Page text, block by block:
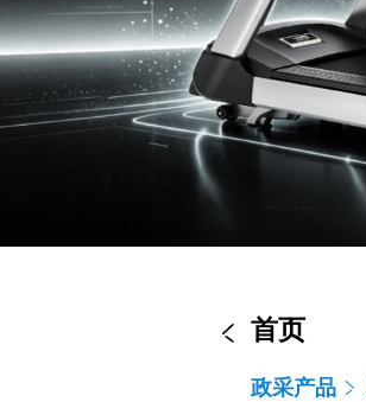
首页
政采产品